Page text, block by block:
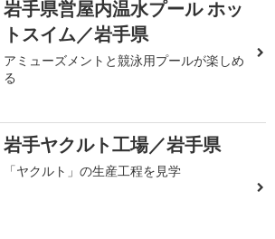
岩手県営屋内温水プール ホッ
トスイム／岩手県
アミューズメントと競泳用プールが楽しめ
る
岩手ヤクルト工場／岩手県
「ヤクルト」の生産工程を見学